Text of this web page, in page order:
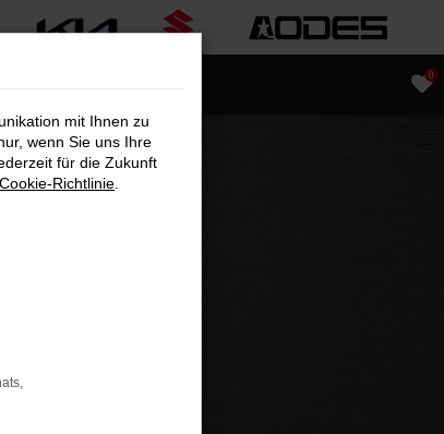
0
mit Ihnen zu
wenn Sie uns Ihre
für die Zukunft
Cookie-Richtlinie